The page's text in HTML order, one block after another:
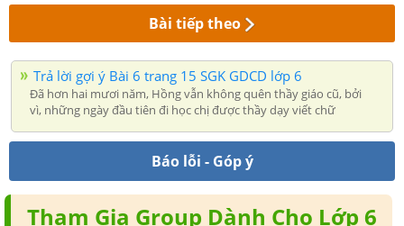
Bài tiếp theo
Trả lời gợi ý Bài 6 trang 15 SGK GDCD lớp 6
Đã hơn hai mươi năm, Hồng vẫn không quên thầy giáo cũ, bởi
vì, những ngày đầu tiên đi học chị được thầy dạy viết chữ
Báo lỗi - Góp ý
Tham Gia Group Dành Cho Lớp 6